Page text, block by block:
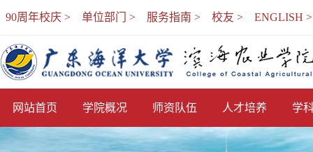
90周年校庆 > 单位部门 > 服务指南 > 校友 > ENGLISH >
网站首页 学院概况 师资队伍 人才培养 学